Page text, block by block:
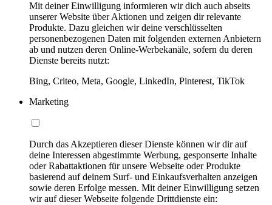
Mit deiner Einwilligung informieren wir dich auch abseits
unserer Website über Aktionen und zeigen dir relevante
Produkte. Dazu gleichen wir deine verschlüsselten
personenbezogenen Daten mit folgenden externen Anbietern
ab und nutzen deren Online-Werbekanäle, sofern du deren
Dienste bereits nutzt:
Bing, Criteo, Meta, Google, LinkedIn, Pinterest, TikTok
Marketing
Durch das Akzeptieren dieser Dienste können wir dir auf
deine Interessen abgestimmte Werbung, gesponserte Inhalte
oder Rabattaktionen für unsere Webseite oder Produkte
basierend auf deinem Surf- und Einkaufsverhalten anzeigen
sowie deren Erfolge messen. Mit deiner Einwilligung setzen
wir auf dieser Webseite folgende Drittdienste ein: